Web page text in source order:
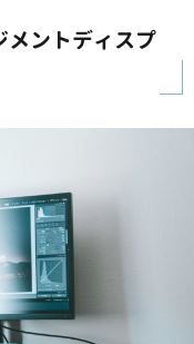
メントディスプ